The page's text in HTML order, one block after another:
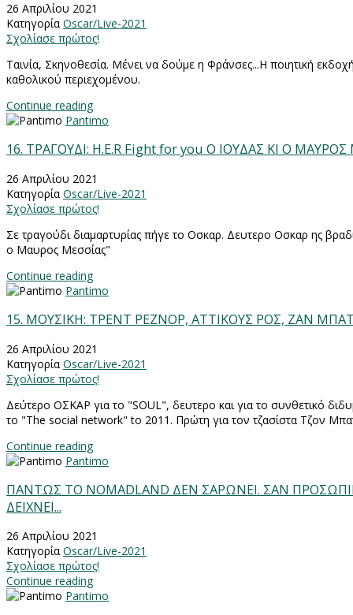
26 Απριλίου 2021
Κατηγορία Oscar/Live-2021
Σχολίασε πρώτος!
Ταινία, Σκηνοθεσία. Μένει να δούμε η Φράνσες...Η ποιητική
καθολικού περιεχομένου.
Continue reading
Pantimo
16. ΤΡΑΓΟΥΔΙ: Η.Ε.R Fight for you O IOΥΔΑΣ ΚΙ Ο ΜΑΥΡΟΣ
26 Απριλίου 2021
Κατηγορία Oscar/Live-2021
Σχολίασε πρώτος!
Σε τραγούδι διαμαρτυρίας πήγε το Οσκαρ. Δευτερο Οσκαρ ης
ο Μαυρος Μεσσίας"
Continue reading
Pantimo
15. ΜΟΥΣΙΚΗ: ΤΡΕΝΤ ΡΕΖΝΟΡ, ΑΤΤΙΚΟΥΣ ΡΟΣ, ΖΑΝ
26 Απριλίου 2021
Κατηγορία Oscar/Live-2021
Σχολίασε πρώτος!
Δεύτερο ΟΣΚΑΡ για το "SOUL", δευτερο και για το συνθετικό
το "The social network" to 2011. Πρώτη για τον τζασίστα Τζον
Continue reading
Pantimo
ΠΑΝΤΩΣ ΤΟ NOMADLAND ΔΕΝ ΣΑΡΩΝΕΙ. ΣΑΝ
ΔΕΙΧΝΕΙ...
26 Απριλίου 2021
Κατηγορία Oscar/Live-2021
Σχολίασε πρώτος!
Continue reading
Pantimo